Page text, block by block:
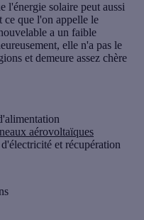
l'énergie solaire peut aussi
ce que l'on appelle le
a un faible
elle n'a pas le
et demeure assez chère
aérovoltaïques
et récupération